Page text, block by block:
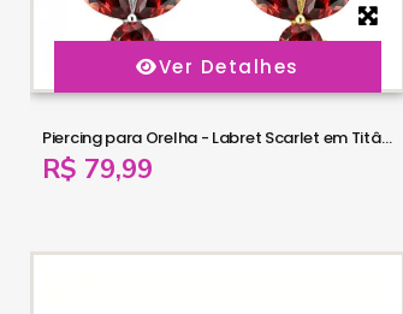
Ver Detalhes
Piercing para Orelha - Labret Scarlet em Titânio - 6ORE1069
R$ 79,99